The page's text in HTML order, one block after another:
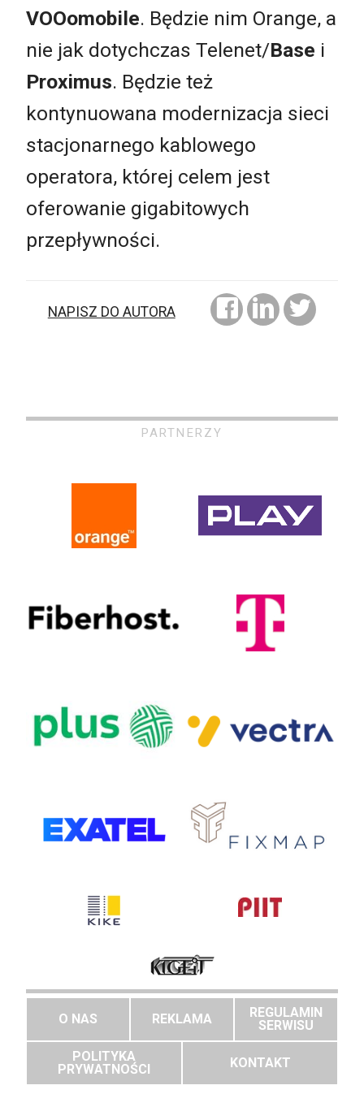
VOOomobile. Będzie nim Orange, a
nie jak dotychczas Telenet/Base i
Proximus. Będzie też
kontynuowana modernizacja sieci
stacjonarnego kablowego
operatora, której celem jest
oferowanie gigabitowych
przepływności.
NAPISZ DO AUTORA
PARTNERZY
O NAS REKLAMA
REGULAMIN
SERWISU
POLITYKA
PRYWATNOŚCI
KONTAKT